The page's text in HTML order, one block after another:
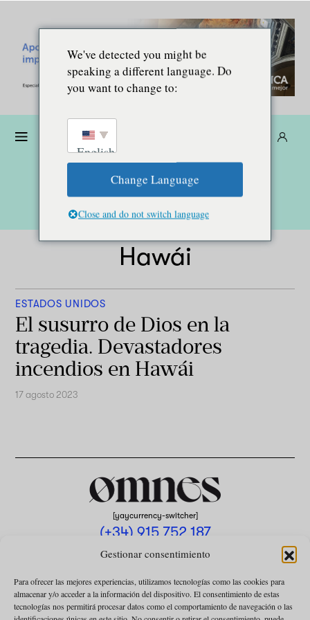
Gestionar consentimiento
Para ofrecer las mejores experiencias, utilizamos tecnologías como las cookies para
almacenar y/o acceder a la información del dispositivo. El consentimiento de estas
tecnologías nos permitirá procesar datos como el comportamiento de navegación o las
Hawái
ESTADOS UNIDOS
El susurro de Dios en la
tragedia. Devastadores
incendios en Hawái
17 agosto 2023
[yaycurrency-switcher]
(+34) 915 752 187
omnes@omnesmag.com
We've detected you might be
speaking a different language. Do
you want to change to:
English
Change Language
Close and do not switch language